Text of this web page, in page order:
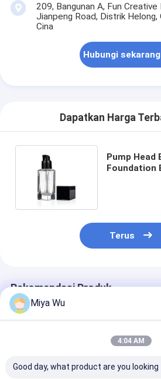
209, Bangunan A, Fun
Jianpeng Road, Distrik Helong,
Cina
Hubungi sekarang
Dapatkan Harga
Pump Head
Foundation
Terus
Rekomendasi Produk
Miya Wu
4:04 AM
Good day, what product are you looking